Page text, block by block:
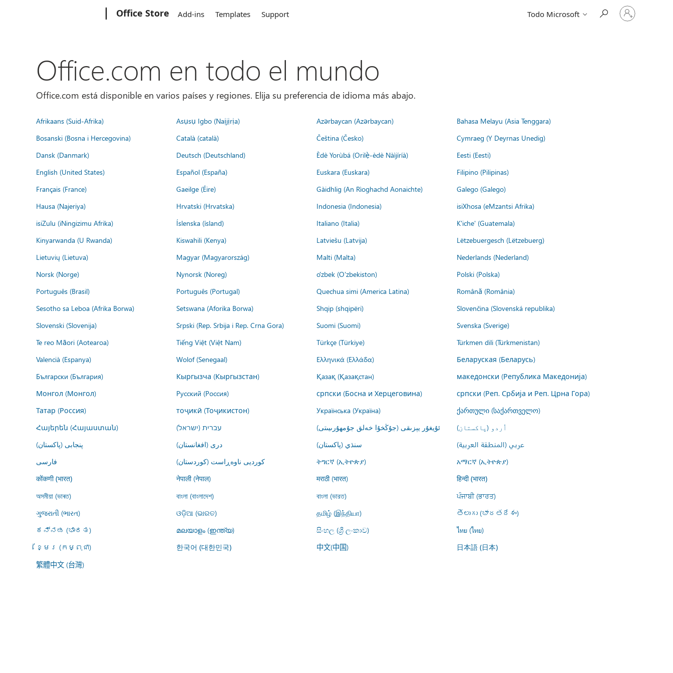
Office Store Add-ins Templates Support Todo Microsoft
Iniciar
sesión
Office.com en todo el mundo
Office.com está disponible en varios países y regiones. Elija su preferencia de idioma más abajo.
Afrikaans (Suid-Afrika) Asụsụ Igbo (Naịjịrịa) Azərbaycan (Azərbaycan)
Bahasa Melayu (Asia Tenggara)
Bosanski (Bosna i Hercegovina)
Català (català) Čeština (Česko)
Cymraeg (Y Deyrnas Unedig)
Dansk (Danmark)
Deutsch (Deutschland) Èdè Yorùbá (Orilẹ̀-èdè Nàìjíríà)
Eesti (Eesti)
English (United States)
Español (España) Euskara (Euskara)
Filipino (Pilipinas)
Français (France)
Gaeilge (Éire) Gàidhlig (An Rìoghachd Aonaichte)
Galego (Galego)
Hausa (Najeriya)
Hrvatski (Hrvatska) Indonesia (Indonesia)
isiXhosa (eMzantsi Afrika)
isiZulu (iNingizimu Afrika)
Íslenska (ísland) Italiano (Italia)
K'iche' (Guatemala)
Kinyarwanda (U Rwanda)
Kiswahili (Kenya) Latviešu (Latvija)
Lëtzebuergesch (Lëtzebuerg)
Lietuvių (Lietuva)
Magyar (Magyarország) Malti (Malta)
Nederlands (Nederland)
Norsk (Norge)
Nynorsk (Noreg) o'zbek (O'zbekiston)
Polski (Polska)
Português (Brasil)
Português (Portugal) Quechua simi (America Latina)
Română (România)
Sesotho sa Leboa (Afrika Borwa)
Setswana (Aforika Borwa) Shqip (shqipëri)
Slovenčina (Slovenská republika)
Slovenski (Slovenija)
Srpski (Rep. Srbija i Rep. Crna Gora) Suomi (Suomi)
Svenska (Sverige)
Te reo Māori (Aotearoa)
Tiếng Việt (Việt Nam) Türkçe (Türkiye)
Türkmen dili (Türkmenistan)
Valencià (Espanya)
Wolof (Senegaal) Ελληνικά (Ελλάδα)
Беларуская (Беларусь)
Български (България)
Кыргызча (Кыргызстан) Қазақ (Қазақстан)
македонски (Република Македонија)
Монгол (Монгол)
Русский (Россия) српски (Босна и Херцеговина)
српски (Реп. Србија и Реп. Црна Гора)
Татар (Россия)
тоҷикӣ (Тоҷикистон) Українська (Україна)
ქართული (საქართველო)
Հայերեն (Հայաստան)
עברית (ישראל) ئۇيغۇر يېزىقى (جۇڭخۇا خەلق جۇمھۇرىيىتى)
اُردو (پاکستان)
پنجابی (پاکستان)
درى (افغانستان) سنڌي (پاکستان)
عربي (المنطقة العربية)
فارسى
کوردیی ناوەڕاست (کوردستان) ትግርኛ (ኢትዮጵያ) አማርኛ (ኢትዮጵያ)
कोंकणी (भारत) नेपाली (नेपाल) मराठी (भारत) हिन्दी (भारत)
অসমীয়া (ভাৰত) বাংলা (বাংলাদেশ) বাংলা (ভারত)
ਪੰਜਾਬੀ (ਭਾਰਤ)
ગુજરાતી (ભારત)
ଓଡ଼ିଆ (ଭାରତ) தமிழ் (இந்தியா)
తెలుగు (భారతదేశం)
ಕನ್ನಡ (ಭಾರತ)
മലയാളം (ഇന്ത്യ) සිංහල (ශ්‍රී ලංකාව)
ไทย (ไทย)
ខ្មែរ (កម្ពុជា)
한국어 (대한민국) 中文(中国) 日本語 (日本)
繁體中文 (台灣)